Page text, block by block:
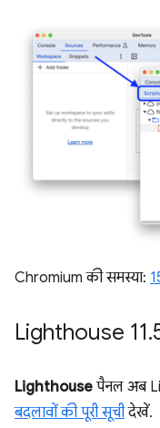
Chromium की समस्या:
Lighthouse 11.
Lighthouse पैनल अब
बदलावों की पूरी सूचीदेखें.